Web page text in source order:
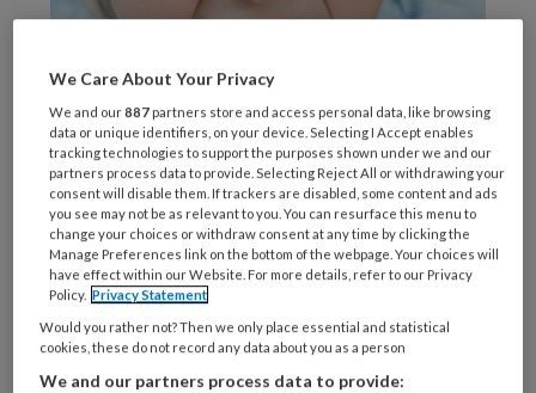
Beeld: AdobeStock
In
REGISTREREN
Wil je dit artikel lezen?
We Care About Your Privacy
We and our887 partners store and access personal data, like browsing
data or unique identifiers, on your device. Selecting I Accept enables
tracking technologies to support the purposes shown under we and our
partners process data to provide. Selecting Reject All or withdrawing your
consent will disable them. If trackers are disabled, some content and ads
you see may not be as relevant to you. You can resurface this menu to
change your choices or withdraw consent at any time by clicking the
Manage Preferences link on the bottom of the webpage. Your choices will
have effect within our Website. For more details, refer to our Privacy
Policy. Privacy Statement
Would you rather not? Then we only place essential and statistical
cookies, these do not record any data about you as a person
We and our partners process data to provide: